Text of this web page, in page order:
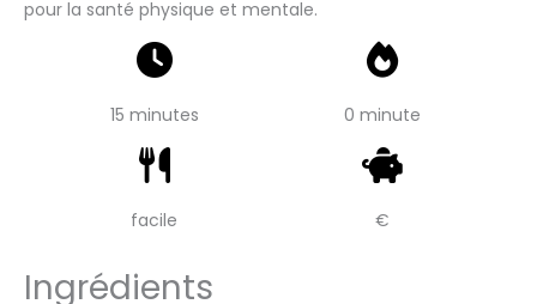
pour la santé physique et mentale.
15 minutes 0 minute
facile €
Ingrédients